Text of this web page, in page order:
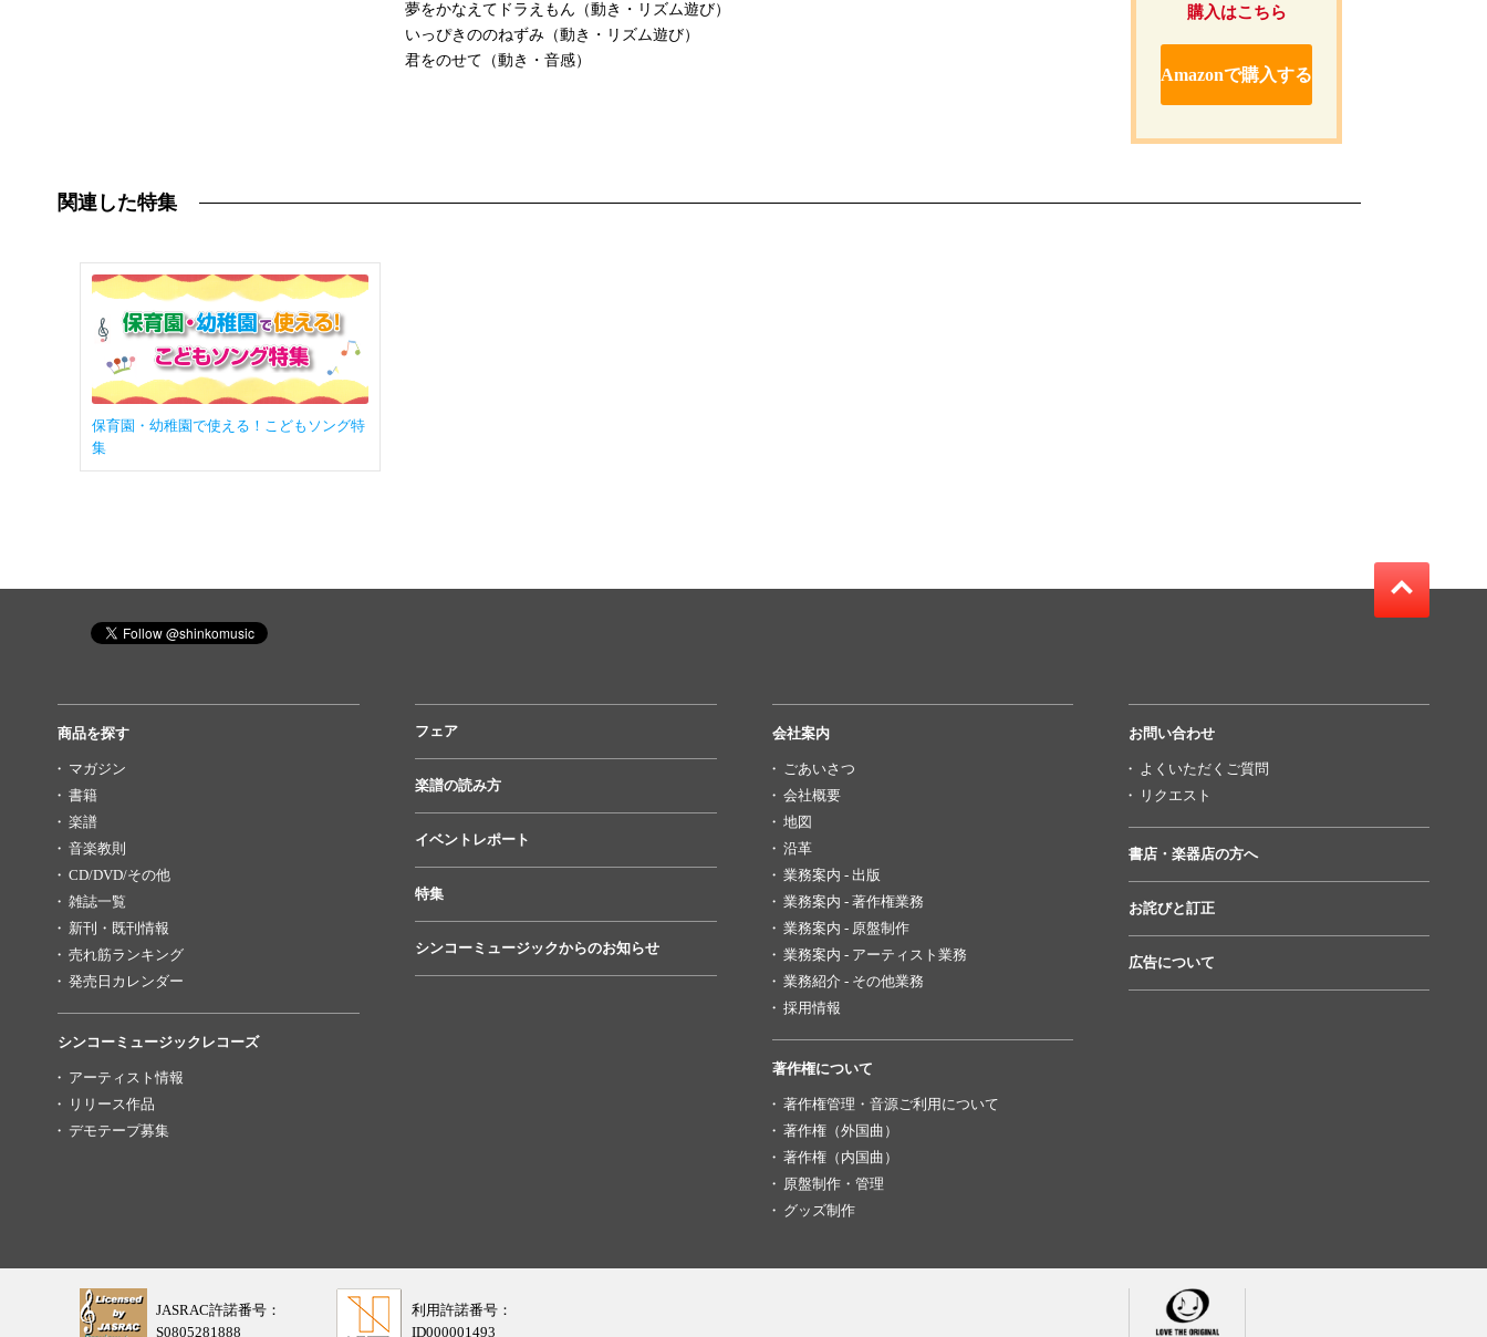
夢をかなえてドラえもん（動き・リズム遊び）
いっぴきののねずみ（動き・リズム遊び）
君をのせて（動き・音感）
購入はこちら
Amazonで購入する
関連した特集
保育園・幼稚園で使える！こどもソング特
集
商品を探す
マガジン
書籍
楽譜
音楽教則
CD/DVD/その他
雑誌一覧
新刊・既刊情報
売れ筋ランキング
発売日カレンダー
シンコーミュージックレコーズ
アーティスト情報
リリース作品
デモテープ募集
フェア
楽譜の読み方
イベントレポート
特集
シンコーミュージックからのお知らせ
会社案内
ごあいさつ
会社概要
地図
沿革
業務案内 - 出版
業務案内 - 著作権業務
業務案内 - 原盤制作
業務案内 - アーティスト業務
業務紹介 - その他業務
採用情報
著作権について
著作権管理・音源ご利用について
著作権（外国曲）
著作権（内国曲）
原盤制作・管理
グッズ制作
お問い合わせ
よくいただくご質問
リクエスト
書店・楽器店の方へ
お詫びと訂正
広告について
JASRAC許諾番号：
S0805281888
利用許諾番号：
ID000001493